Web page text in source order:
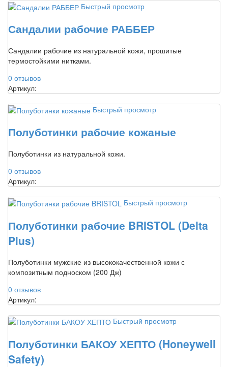
Быстрый просмотр
Сандалии рабочие РАББЕР
Сандалии рабочие из натуральной кожи, прошитые
термостойкими нитками.
0 отзывов
Артикул:
Быстрый просмотр
Полуботинки рабочие кожаные
Полуботинки из натуральной кожи.
0 отзывов
Артикул:
Быстрый просмотр
Полуботинки рабочие BRISTOL (Delta
Plus)
Полуботинки мужские из высококачественной кожи с
композитным подноском (200 Дж)
0 отзывов
Артикул:
Быстрый просмотр
Полуботинки БАКОУ ХЕПТО (Honeywell
Safety)